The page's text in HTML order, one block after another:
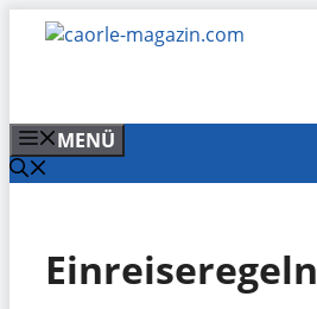
Zum
Inhalt
MENÜ
Einreiseregeln